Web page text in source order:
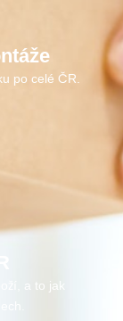
po celé ČR.
a to jak